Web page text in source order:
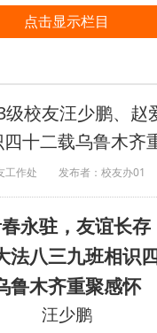
点击显示栏目
校友汪少鹏、赵
十二载乌鲁木齐
工作处 发布者：校友办01
永驻，友谊长存
八三九班相识
鲁木齐重聚感怀
汪少鹏